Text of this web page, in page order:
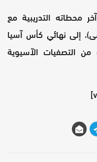
محطاته التدريبية مع
إلى نهائي كأس آسيا
من التصفيات الآسيوية